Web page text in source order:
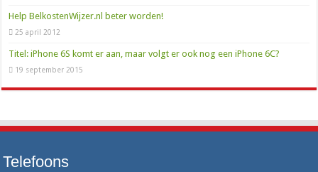
Help BelkostenWijzer.nl beter worden!
25 april 2012
Titel: iPhone 6S komt er aan, maar volgt er ook nog een iPhone 6C?
19 september 2015
Telefoons